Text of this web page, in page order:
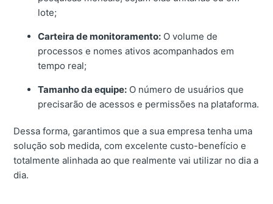
lote;
Carteira de monitoramento: O volume de
processos e nomes ativos acompanhados em
tempo real;
Tamanho da equipe: O número de usuários que
precisarão de acessos e permissões na plataforma.
Dessa forma, garantimos que a sua empresa tenha uma
solução sob medida, com excelente custo-benefício e
totalmente alinhada ao que realmente vai utilizar no dia a
dia.